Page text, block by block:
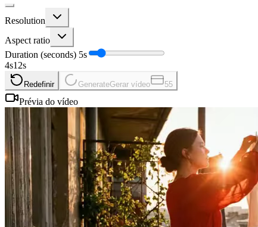
Resolution
Aspect ratio
Duration (seconds) 5s
4s12s
Redefinir GenerateGerar vídeo 55
Prévia do vídeo